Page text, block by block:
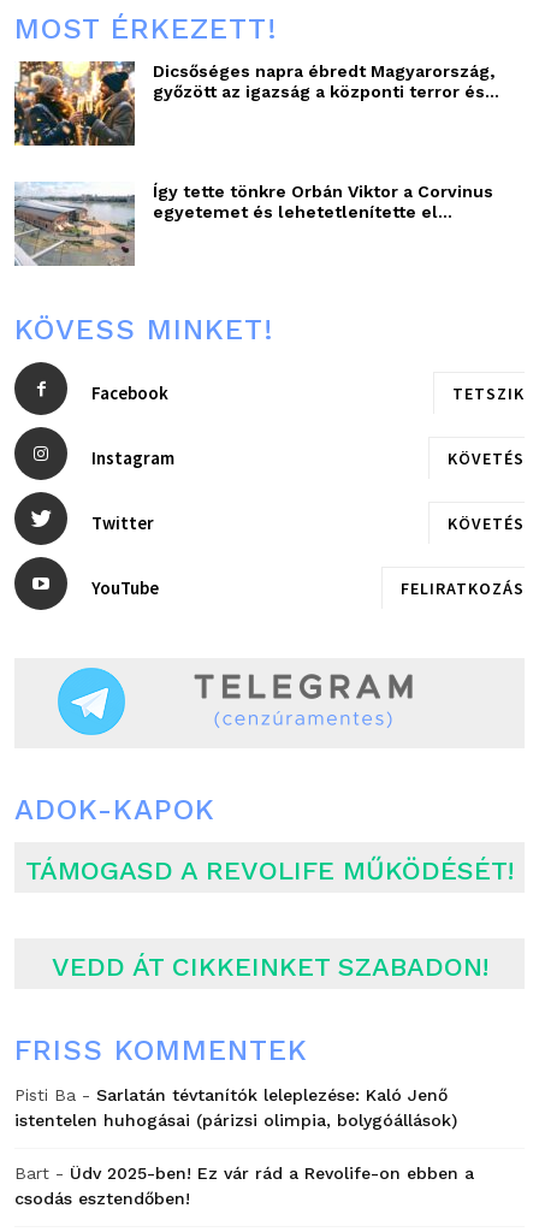
MOST ÉRKEZETT!
Dicsőséges napra ébredt Magyarország,
győzött az igazság a központi terror és...
Így tette tönkre Orbán Viktor a Corvinus
egyetemet és lehetetlenítette el...
KÖVESS MINKET!
Facebook TETSZIK
Instagram KÖVETÉS
Twitter KÖVETÉS
YouTube FELIRATKOZÁS
ADOK-KAPOK
TÁMOGASD A REVOLIFE MŰKÖDÉSÉT!
VEDD ÁT CIKKEINKET SZABADON!
FRISS KOMMENTEK
Pisti Ba - Sarlatán tévtanítók leleplezése: Kaló Jenő
istentelen huhogásai (párizsi olimpia, bolygóállások)
Bart - Üdv 2025-ben! Ez vár rád a Revolife-on ebben a
csodás esztendőben!